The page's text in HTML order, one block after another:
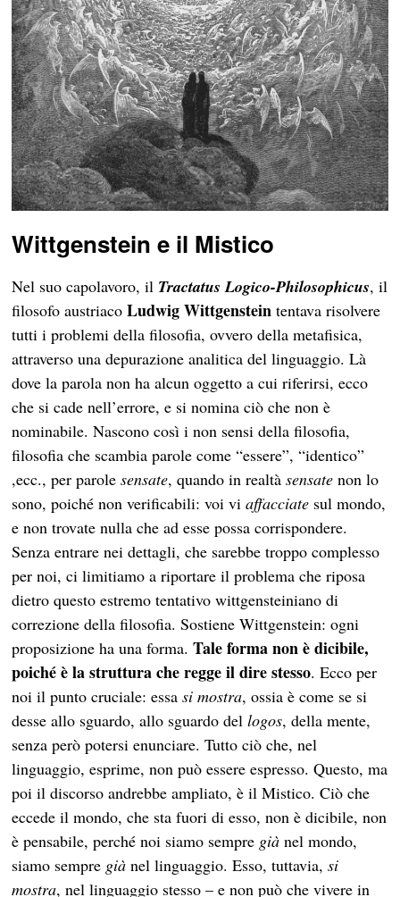
Wittgenstein e il Mistico
Nel suo capolavoro, il Tractatus Logico-Philosophicus, il
filosofo austriacoLudwig Wittgenstein tentava risolvere
tutti i problemi della filosofia, ovvero della metafisica,
attraverso una depurazione analitica del linguaggio. Là
dove la parola non ha alcun oggetto a cui riferirsi, ecco
che si cade nell’errore, e si nomina ciò che non è
nominabile. Nascono così i non sensi della filosofia,
filosofia che scambia parole come “essere”, “identico”
,ecc., per parolesensate, quando in realtàsensate non lo
sono, poiché non verificabili: voi viaffacciate sul mondo,
e non trovate nulla che ad esse possa corrispondere.
Senza entrare nei dettagli, che sarebbe troppo complesso
per noi, ci limitiamo a riportare il problema che riposa
dietro questo estremo tentativo wittgensteiniano di
correzione della filosofia. Sostiene Wittgenstein: ogni
proposizione ha una forma.Tale forma non è dicibile,
poiché è la struttura che regge il dire stesso. Ecco per
noi il punto cruciale: essasi mostra, ossia è come se si
desse allo sguardo, allo sguardo dellogos, della mente,
senza però potersi enunciare. Tutto ciò che, nel
linguaggio, esprime, non può essere espresso. Questo, ma
poi il discorso andrebbe ampliato, è il Mistico. Ciò che
eccede il mondo, che sta fuori di esso, non è dicibile, non
è pensabile, perché noi siamo sempre giànel mondo,
siamo sempre giànel linguaggio. Esso, tuttavia,si
mostra, nel linguaggio stesso – e non può che vivere in